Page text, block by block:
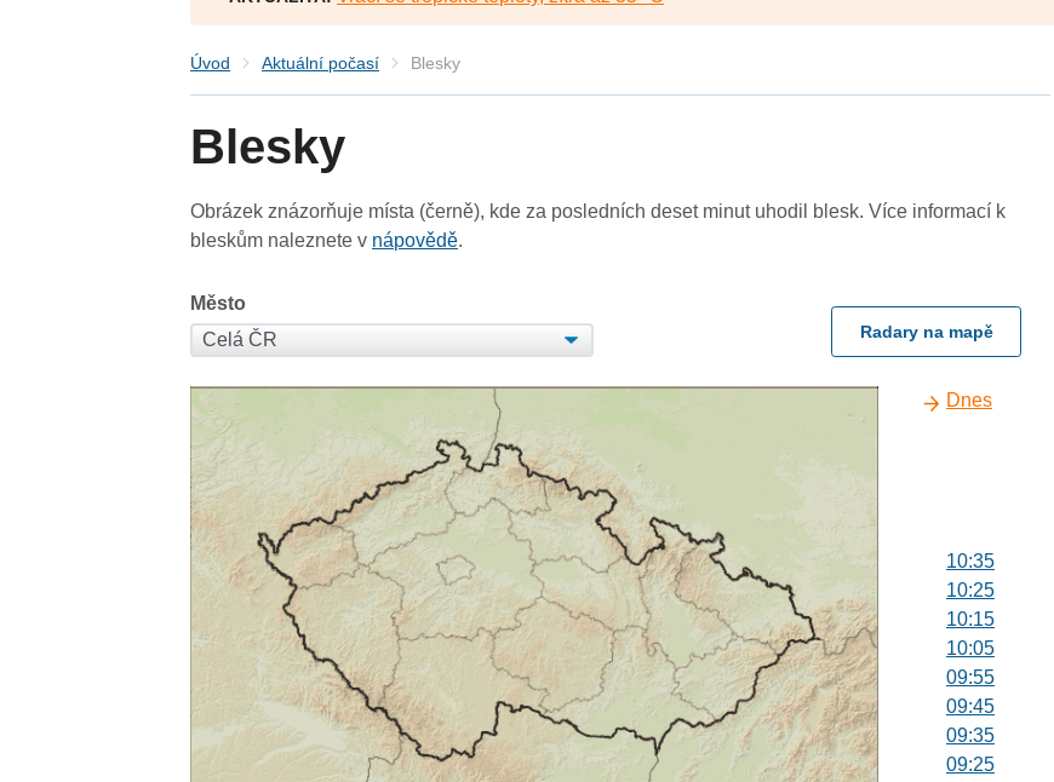
Úvod Aktuální počasí Blesky
Blesky
Obrázek znázorňuje místa (černě), kde za posledních deset minut uhodil blesk. Více informací k
bleskům naleznete v nápovědě.
Město
Radary na mapě
Dnes
10:35
10:25
10:15
10:05
09:55
09:45
09:35
09:25